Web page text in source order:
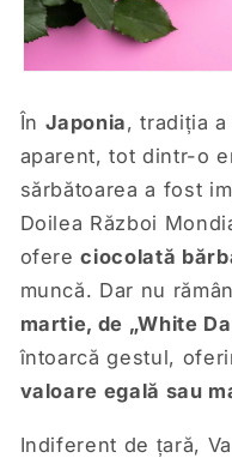
În Japonia, tradiția
aparent, tot dintr-o
sărbătoarea a fost
Doilea Război
ofere ciocolată
muncă. Dar nu
martie, de „White
întoarcă gestul,
valoare egală sau
Indiferent de țară,